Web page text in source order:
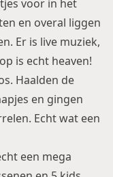
voor in het
en overal liggen
Er is live muziek,
is echt heaven!
Haalden de
en gingen
Echt wat een
een mega